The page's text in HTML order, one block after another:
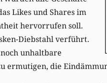
Likes und Shares im
hervorrufen soll.
Diebstahl verführt.
unhaltbare
ermutigen, die